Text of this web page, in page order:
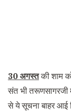
30 अगस्तकी शाम
संत भी तरूणसागरजी
से ये सूचना बाहर आई